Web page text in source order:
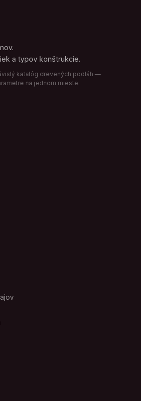
a typov konštrukcie.
katalóg drevených podláh —
na jednom mieste.